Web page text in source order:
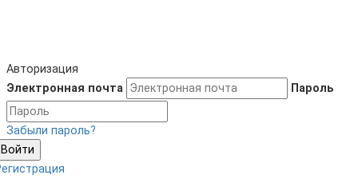
Авторизация
Электронная почта
Пароль
Забыли пароль?
Войти